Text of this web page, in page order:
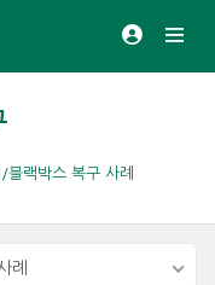
블랙박스 복구 사례
례